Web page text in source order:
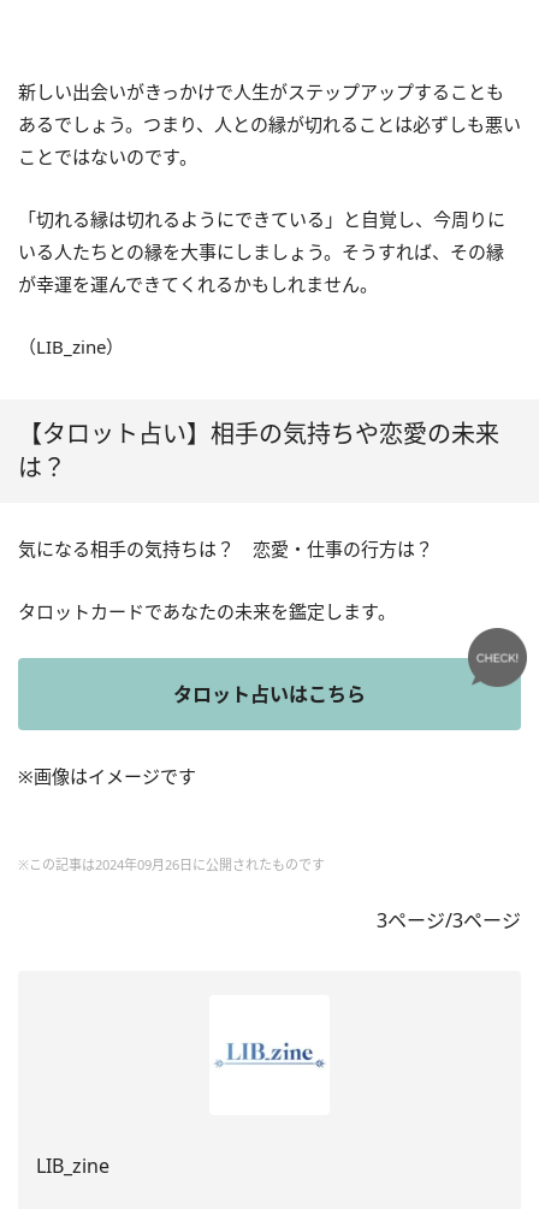
新しい出会いがきっかけで人生がステップアップすることも
あるでしょう。つまり、人との縁が切れることは必ずしも悪い
ことではないのです。
「切れる縁は切れるようにできている」と自覚し、今周りに
いる人たちとの縁を大事にしましょう。そうすれば、その縁
が幸運を運んできてくれるかもしれません。
（LIB_zine）
【タロット占い】相手の気持ちや恋愛の未来
は？
気になる相手の気持ちは？ 恋愛・仕事の行方は？
タロットカードであなたの未来を鑑定します。
タロット占いはこちら
※画像はイメージです
※この記事は2024年09月26日に公開されたものです
3ページ/3ページ
LIB_zine